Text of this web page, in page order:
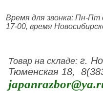
Время для звонка: Пн-Пт
17-00, время
Товар на складе:г.
Тюменская 18,